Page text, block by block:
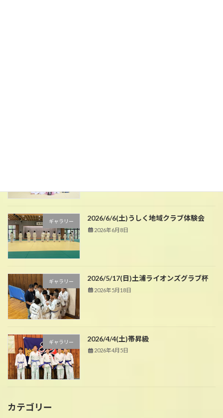
ギャラリー 2026/6/6(土)うしく地域クラブ体験会
2026年6月8日
ギャラリー 2026/5/17(日)土浦ライオンズグラブ杯
2026年5月18日
ギャラリー 2026/4/4(土)帯昇級
2026年4月5日
カテゴリー